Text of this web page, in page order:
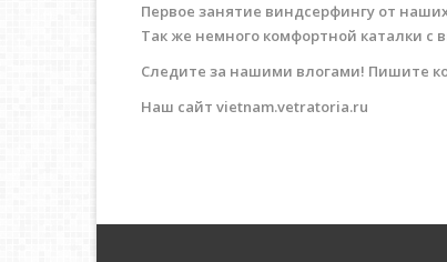
Первое занятие виндсерфингу от
Так же немного комфортной каталки с
Следите за нашими влогами! Пишите
Наш сайт vietnam.vetratoria.ru